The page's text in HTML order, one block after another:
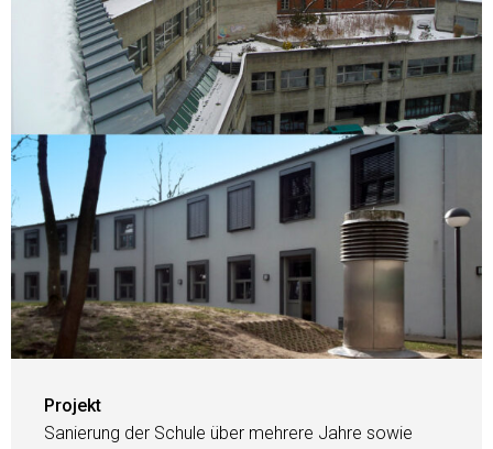
Projekt
Sanierung der Schule über mehrere Jahre sowie